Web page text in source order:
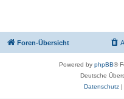
Foren-Übersicht
Powered by phpBB®
Deutsche
Datenschutz|